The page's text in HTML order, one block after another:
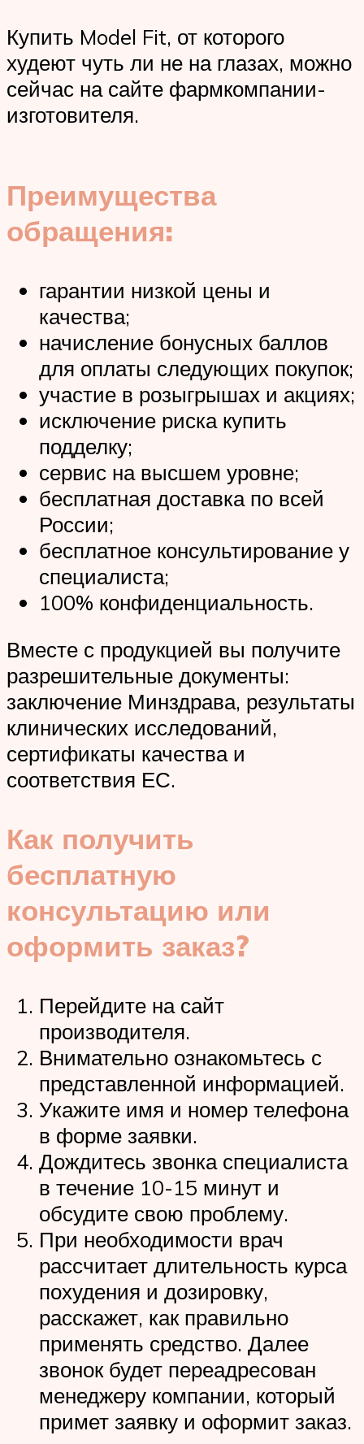
Купить Model Fit, от которого
худеют чуть ли не на глазах, можно
сейчас на сайте фармкомпании-
изготовителя.
Преимущества
обращения:
гарантии низкой цены и
качества;
начисление бонусных баллов
для оплаты следующих покупок;
участие в розыгрышах и акциях;
исключение риска купить
подделку;
сервис на высшем уровне;
бесплатная доставка по всей
России;
бесплатное консультирование у
специалиста;
100% конфиденциальность.
Вместе с продукцией вы получите
разрешительные документы:
заключение Минздрава, результаты
клинических исследований,
сертификаты качества и
соответствия ЕС.
Как получить
бесплатную
консультацию или
оформить заказ?
Перейдите на сайт
производителя.
Внимательно ознакомьтесь с
представленной информацией.
Укажите имя и номер телефона
в форме заявки.
Дождитесь звонка специалиста
в течение 10-15 минут и
обсудите свою проблему.
При необходимости врач
рассчитает длительность курса
похудения и дозировку,
расскажет, как правильно
применять средство. Далее
звонок будет переадресован
менеджеру компании, который
примет заявку и оформит заказ.